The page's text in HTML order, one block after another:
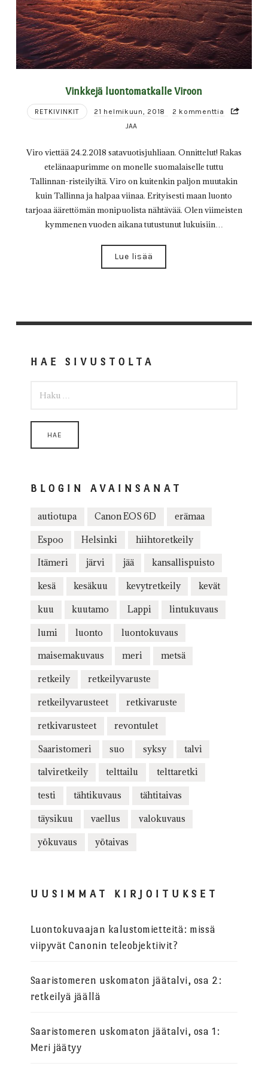
Vinkkejä luontomatkalle Viroon
RETKIVINKIT 21 helmikuun, 2018
2 kommenttia
JAA
Viro viettää 24.2.2018 satavuotisjuhliaan. Onnittelut! Rakas
etelänaapurimme on monelle suomalaiselle tuttu
Tallinnan-risteilyiltä. Viro on kuitenkin paljon muutakin
kuin Tallinna ja halpaa viinaa. Erityisesti maan luonto
tarjoaa äärettömän monipuolista nähtävää. Olen viimeisten
kymmenen vuoden aikana tutustunut lukuisiin…
Lue lisää
HAE SIVUSTOLTA
BLOGIN AVAINSANAT
autiotupa Canon EOS 6D erämaa
Espoo Helsinki hiihtoretkeily
Itämeri järvi jää kansallispuisto
kesä kesäkuu kevytretkeily kevät
kuu kuutamo Lappi lintukuvaus
lumi luonto luontokuvaus
maisemakuvaus meri metsä
retkeily retkeilyvaruste
retkeilyvarusteet retkivaruste
retkivarusteet revontulet
Saaristomeri suo syksy talvi
talviretkeily telttailu telttaretki
testi tähtikuvaus tähtitaivas
täysikuu vaellus valokuvaus
yökuvaus yötaivas
UUSIMMAT KIRJOITUKSET
Luontokuvaajan kalustomietteitä: missä
viipyvät Canonin teleobjektiivit?
Saaristomeren uskomaton jäätalvi, osa 2:
retkeilyä jäällä
Saaristomeren uskomaton jäätalvi, osa 1:
Meri jäätyy